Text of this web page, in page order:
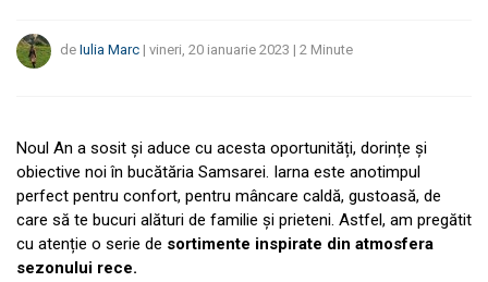
de Iulia Marc | vineri, 20 ianuarie 2023 | 2 Minute
Noul An a sosit și aduce cu acesta oportunități, dorințe și
obiective noi în bucătăria Samsarei. Iarna este anotimpul
perfect pentru confort, pentru mâncare caldă, gustoasă, de
care să te bucuri alături de familie și prieteni. Astfel, am pregătit
cu atenție o serie de sortimente inspirate din atmosfera
sezonului rece.